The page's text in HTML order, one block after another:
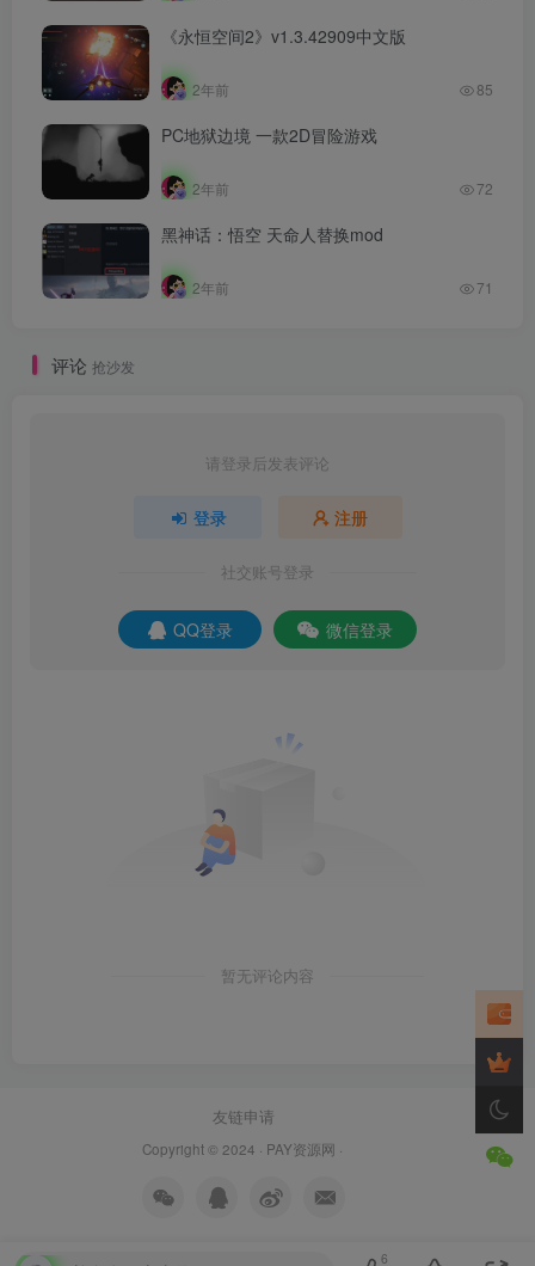
《永恒空间2》v1.3.42909中文版
2年前 85
PC地狱边境 一款2D冒险游戏
2年前 72
黑神话：悟空 天命人替换mod
2年前 71
评论 抢沙发
请登录后发表评论
登录 注册
社交账号登录
QQ登录 微信登录
暂无评论内容
友链申请
Copyright © 2024 · PAY资源网 ·
6